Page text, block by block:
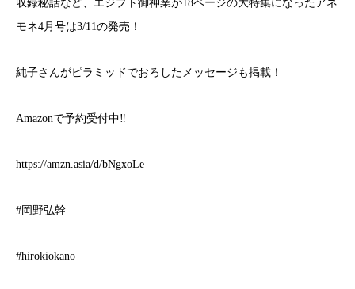
収録秘話など、エジプト御神業が18ページの大特集になったアネ
モネ4月号は3/11の発売！
純子さんがピラミッドでおろしたメッセージも掲載！
Amazonで予約受付中‼️
https://amzn.asia/d/bNgxoLe
#岡野弘幹
#hirokiokano